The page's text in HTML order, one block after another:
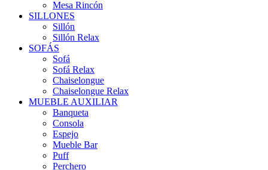
Mesa Rincón
SILLONES
Sillón
Sillón Relax
SOFÁS
Sofá
Sofá Relax
Chaiselongue
Chaiselongue Relax
MUEBLE AUXILIAR
Banqueta
Consola
Espejo
Mueble Bar
Puff
Perchero